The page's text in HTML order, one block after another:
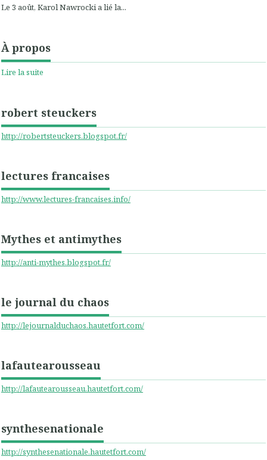
Le 3 août, Karol Nawrocki a lié la...
À propos
Lire la suite
robert steuckers
http://robertsteuckers.blogspot.fr/
lectures francaises
http://www.lectures-francaises.info/
Mythes et antimythes
http://anti-mythes.blogspot.fr/
le journal du chaos
http://lejournalduchaos.hautetfort.com/
lafautearousseau
http://lafautearousseau.hautetfort.com/
synthesenationale
http://synthesenationale.hautetfort.com/